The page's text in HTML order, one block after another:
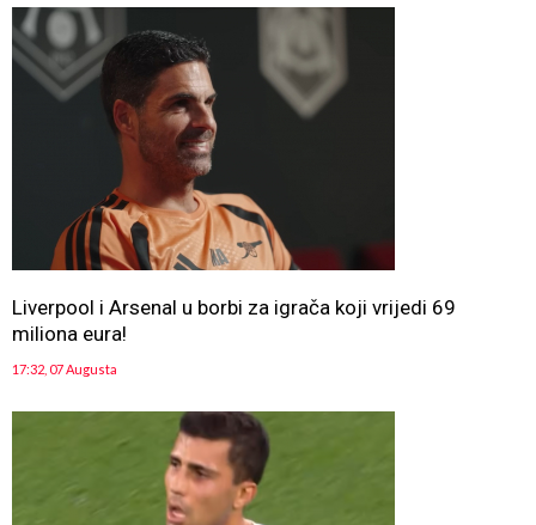
Liverpool i Arsenal u borbi za igrača koji vrijedi 69
miliona eura!
17:32, 07 Augusta